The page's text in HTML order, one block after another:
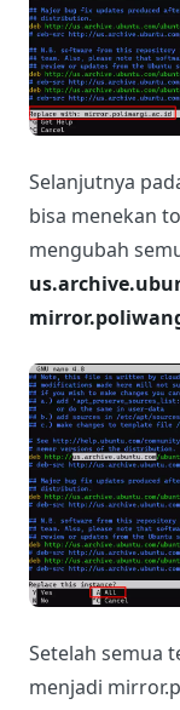
Selanjutnya
bisa menekan
mengubah
Setelah semua
menjadi